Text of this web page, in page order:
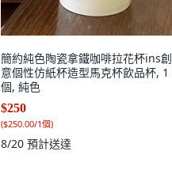
簡約純色陶瓷拿鐵咖啡拉花杯ins創
意個性仿紙杯造型馬克杯飲品杯, 1
個, 純色
$250
($250.00/1個)
8/20 預計送達